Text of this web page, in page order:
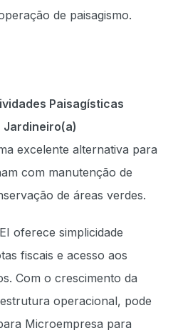
de paisagismo.
Paisagísticas
Jardineiro(a)
excelente alternativa para
com manutenção de
de áreas verdes.
oferece simplicidade
fiscais e acesso aos
Com o crescimento da
operacional, pode
Microempresa para